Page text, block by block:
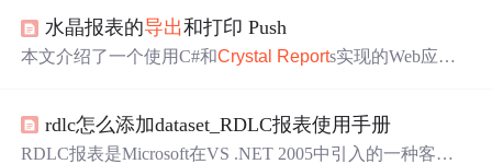
导出报表为PDF、Word或 Excel的功能
水晶报表的导出和打印 Push
本文介绍了一个使用C#和Crystal Reports实现的Web应用
式（如RTF、PDF、Word和Excel）的功能。
rdlc怎么添加dataset_RDLC报表使用手册
RDLC报表是Microsoft在VS .NET 2005中引入的一种客户